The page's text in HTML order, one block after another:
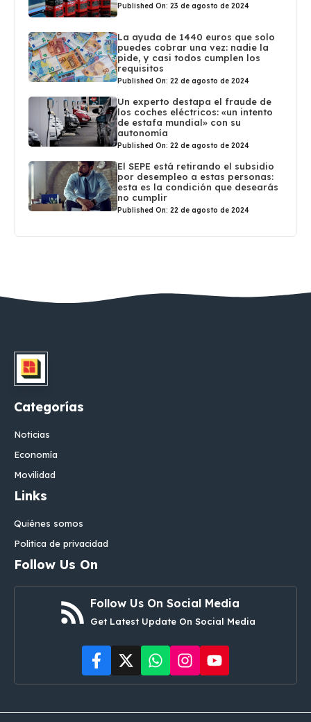
Published On: 23 de agosto de 2024
La ayuda de 1440 euros que solo
puedes cobrar una vez: nadie la
pide, y casi todos cumplen los
requisitos
Published On: 22 de agosto de 2024
Un experto destapa el fraude de
los coches eléctricos: «un intento
de estafa mundial» con su
autonomía
Published On: 22 de agosto de 2024
El SEPE está retirando el subsidio
por desempleo a estas personas:
esta es la condición que desearás
no cumplir
Published On: 22 de agosto de 2024
Categorías
Noticias
Economía
Movilidad
Links
Quiénes somos
Politica de privacidad
Follow Us On
Follow Us On Social Media
Get Latest Update On Social Media